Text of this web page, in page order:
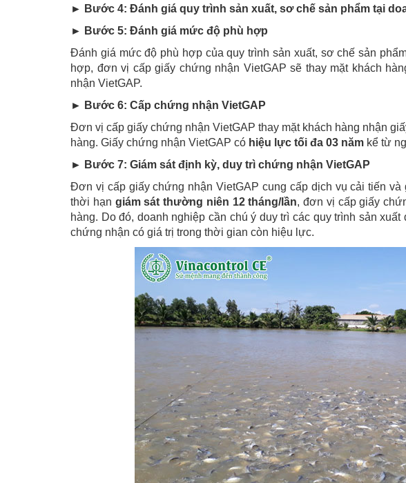
► Bước 4: Đánh giá quy trình sản xuất, sơ chế sản phẩm tại
► Bước 5: Đánh giá mức độ phù hợp
Đánh giá mức độ phù hợp của quy trình sản xuất, sơ chế sản
hợp, đơn vị cấp giấy chứng nhận VietGAP sẽ thay mặt khách
nhận VietGAP.
► Bước 6: Cấp chứng nhận VietGAP
Đơn vị cấp giấy chứng nhận VietGAP thay mặt khách hàng nhận
hàng. Giấy chứng nhận VietGAP có hiệu lực tối đa 03 năm kể từ
► Bước 7: Giám sát định kỳ, duy trì chứng nhận VietGAP
Đơn vị cấp giấy chứng nhận VietGAP cung cấp dịch vụ cải tiến
thời hạn giám sát thường niên 12 tháng/lần, đơn vị cấp giấy
hàng. Do đó, doanh nghiệp cần chú ý duy trì các quy trình sản
chứng nhận có giá trị trong thời gian còn hiệu lực.